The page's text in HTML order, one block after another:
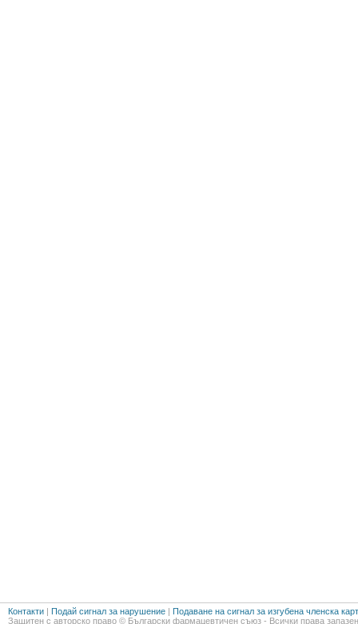
Контакти | Подай сигнал за нарушение | Подаване на сигнал за изгубена членска
Защитен с авторско право © Български фармацевтичен съюз - Всички права